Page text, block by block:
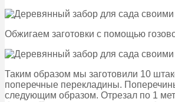
Обжигаем заготовки с помощью
Таким образом мы заготовили 10
поперечные перекладины.
следующим образом. Отрезал по 1